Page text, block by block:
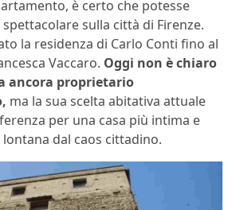
è certo che potesse
sulla città di Firenze.
la residenza di Carlo Conti fino al
Vaccaro. Oggi non è chiaro
ancora proprietario
ma la sua scelta abitativa attuale
per una casa più intima e
dal caos cittadino.